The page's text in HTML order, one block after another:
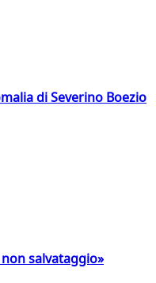
di Severino Boezio
non salvataggio»